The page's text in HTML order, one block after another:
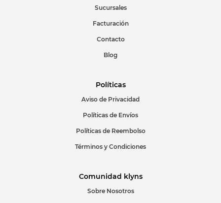
Sucursales
Facturación
Contacto
Blog
Políticas
Aviso de Privacidad
Políticas de Envíos
Políticas de Reembolso
Términos y Condiciones
Comunidad klyns
Sobre Nosotros